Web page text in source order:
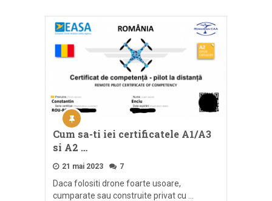
Cum sa-ti iei certificatele A1/A3
si A2 …
21 mai 2023 7
Daca folositi drone foarte usoare,
cumparate sau construite privat cu …